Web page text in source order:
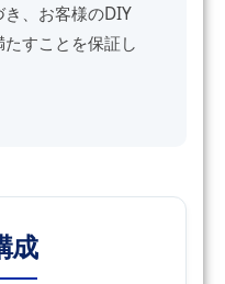
、お客様のDIY
すことを保証し
成